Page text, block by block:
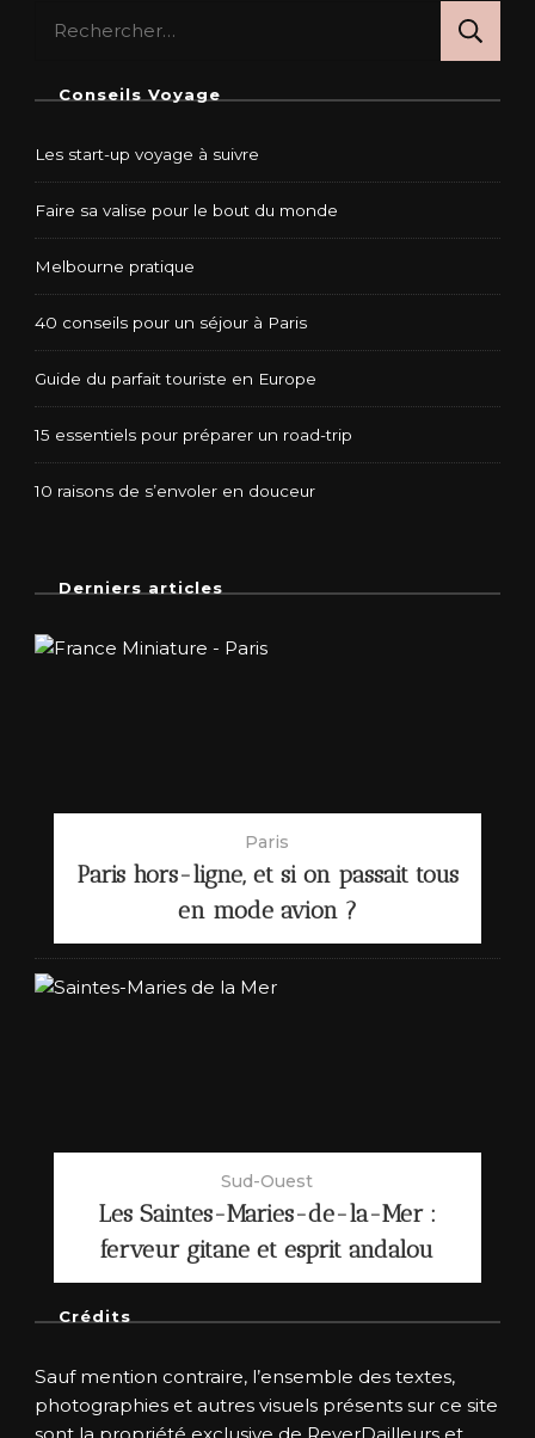
Conseils Voyage
Les start-up voyage à suivre
Faire sa valise pour le bout du monde
Melbourne pratique
40 conseils pour un séjour à Paris
Guide du parfait touriste en Europe
15 essentiels pour préparer un road-trip
10 raisons de s’envoler en douceur
Derniers articles
Paris
Paris hors-ligne, et si on passait tous
en mode avion ?
Sud-Ouest
Les Saintes-Maries-de-la-Mer :
ferveur gitane et esprit andalou
Crédits
Sauf mention contraire, l’ensemble des textes,
photographies et autres visuels présents sur ce site